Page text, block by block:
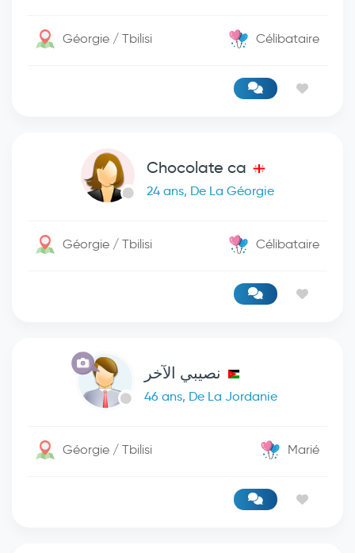
Géorgie / Tbilisi Célibataire
Chocolate ca
24 ans, De La Géorgie
Géorgie / Tbilisi Célibataire
نصيبي الآخر
46 ans, De La Jordanie
Géorgie / Tbilisi Marié